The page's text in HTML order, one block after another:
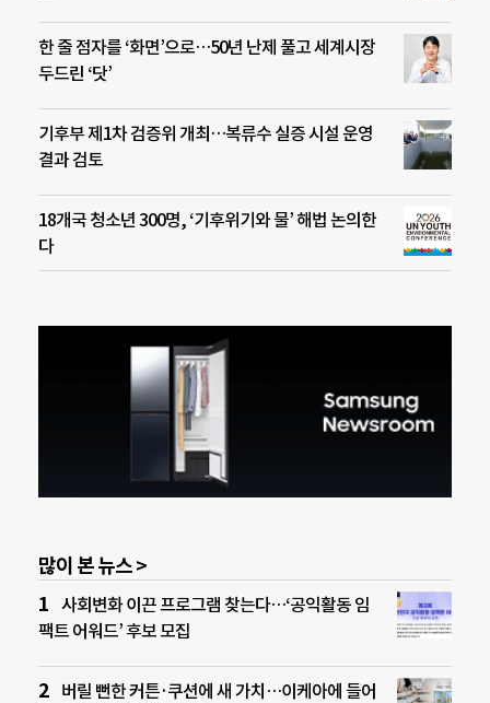
한 줄 점자를 ‘화면’으로…50년 난제 풀고 세계시장
두드린 ‘닷’
기후부 제1차 검증위 개최…복류수 실증 시설 운영
결과 검토
18개국 청소년 300명, ‘기후위기와 물’ 해법 논의한
다
많이 본 뉴스 >
사회변화 이끈 프로그램 찾는다…‘공익활동 임
팩트 어워드’ 후보 모집
버릴 뻔한 커튼·쿠션에 새 가치…이케아에 들어